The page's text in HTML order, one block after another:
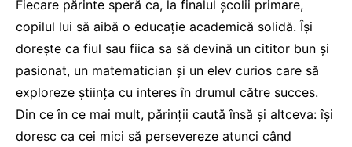
Fiecare părinte speră ca, la finalul școlii primare,
copilul lui să aibă o educație academică solidă. Își
dorește ca fiul sau fiica sa să devină un cititor bun și
pasionat, un matematician și un elev curios care să
exploreze știința cu interes în drumul către succes.
Din ce în ce mai mult, părinții caută însă și altceva: își
doresc ca cei mici să persevereze atunci când